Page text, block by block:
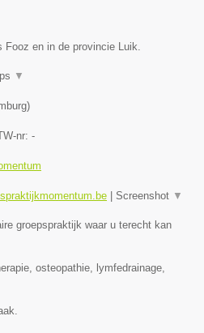
en in de provincie Luik.
▼
)
nr: -
Screenshot ▼
groepspraktijk waar u terecht kan
osteopathie, lymfedrainage,